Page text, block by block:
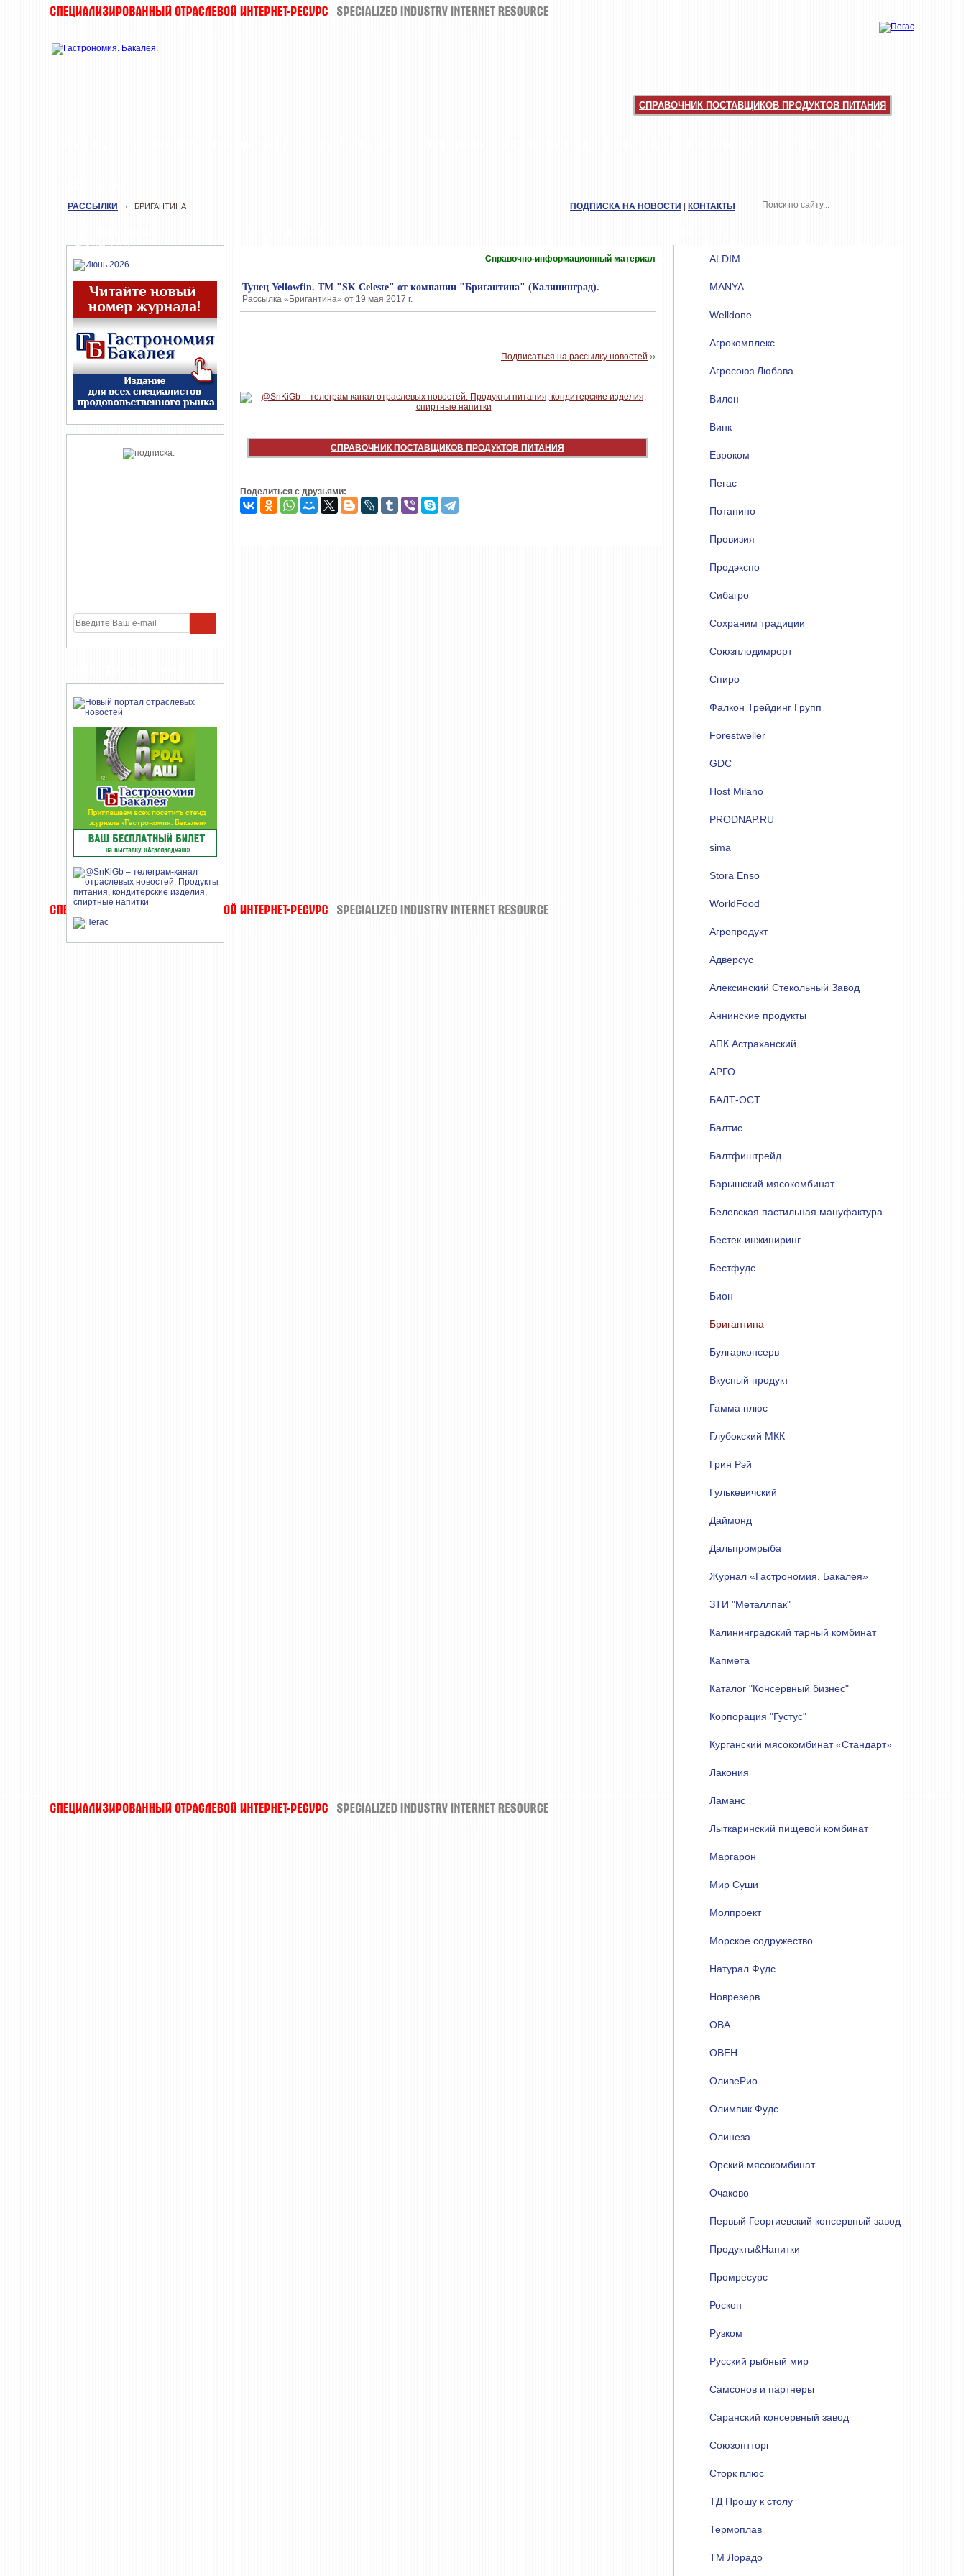
СПРАВОЧНИК ПОСТАВЩИКОВ ПРОДУКТОВ ПИТАНИЯ
ЖУРНАЛА
ALDIM
MANYA
Welldone
Агрокомплекс
Агросоюз Любава
Вилон
Винк
Евроком
Пегас
Потанино
Провизия
Продэкспо
Сибагро
Сохраним традиции
Союзплодимрорт
Спиро
Фалкон Трейдинг Групп
Forestweller
GDC
Host Milano
PRODNAP.RU
sima
Stora Enso
WorldFood
Агропродукт
Адверсус
Алексинский Стекольный Завод
Аннинские продукты
АПК Астраханский
АРГО
БАЛТ-ОСТ
Балтис
Балтфиштрейд
Барышский мясокомбинат
Белевская пастильная мануфактура
Бестек-инжиниринг
Бестфудс
Бион
Бригантина
Булгарконсерв
Вкусный продукт
Гамма плюс
Глубокский МКК
Грин Рэй
Гулькевичский
Даймонд
Дальпромрыба
Журнал «Гастрономия. Бакалея»
ЗТИ "Металлпак"
Калининградский тарный комбинат
Капмета
Каталог "Консервный бизнес"
Корпорация "Густус"
Курганский мясокомбинат «Стандарт»
Лакония
Ламанс
Лыткаринский пищевой комбинат
Маргарон
Мир Суши
Молпроект
Морское содружество
Натурал Фудс
Новрезерв
ОВА
ОВЕН
ОливеРио
Олимпик Фудс
Олинеза
Орский мясокомбинат
Очаково
Первый Георгиевский консервный завод
Продукты&Напитки
Промресурс
Роскон
Рузком
Русский рыбный мир
Самсонов и партнеры
Саранский консервный завод
Союзоптторг
Сторк плюс
ТД Прошу к столу
Термоплав
ТМ Лорадо
РАССЫЛКИ › БРИГАНТИНА ПОДПИСКА НА НОВОСТИ КОНТАКТЫ
Справочно-информационный материал
Тунец Yellowfin. ТМ "SK Celeste" от компании "Бригантина" (Калининград).
Рассылка «Бригантина» от 19 мая 2017 г.
Подписаться на рассылку новостей ››
СПРАВОЧНИК ПОСТАВЩИКОВ ПРОДУКТОВ ПИТАНИЯ
Поделиться с друзьями: